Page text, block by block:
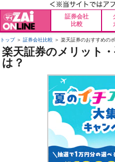
証券会社
比較
トップ＞ 証券会社比較 ＞ 楽天証券のおすすめの
楽天証券のメリット
は？